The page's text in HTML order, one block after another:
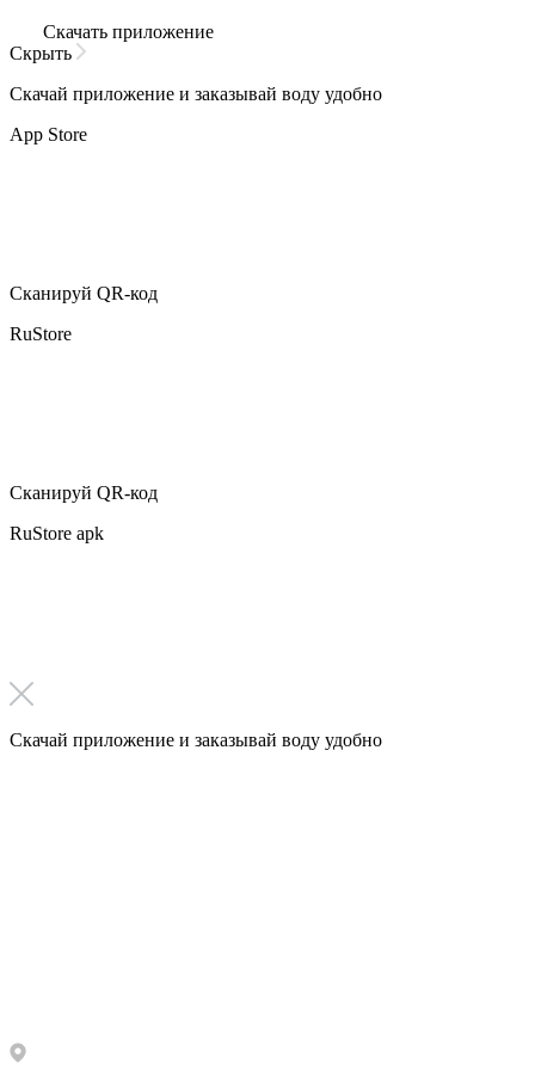
Скачать приложение
Скрыть
Скачай приложение и заказывай воду удобно
App Store
Сканируй QR-код
RuStore
Сканируй QR-код
RuStore apk
Скачай приложение и заказывай воду удобно